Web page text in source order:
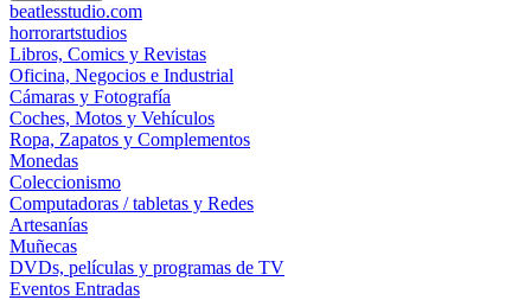
beatlesstudio.com
horrorartstudios
Libros, Comics y Revistas
Oficina, Negocios e Industrial
Cámaras y Fotografía
Coches, Motos y Vehículos
Ropa, Zapatos y Complementos
Monedas
Coleccionismo
Computadoras / tabletas y Redes
Artesanías
Muñecas
DVDs, películas y programas de TV
Eventos Entradas